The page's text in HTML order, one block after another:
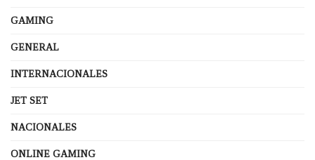
GAMING
GENERAL
INTERNACIONALES
JET SET
NACIONALES
ONLINE GAMING